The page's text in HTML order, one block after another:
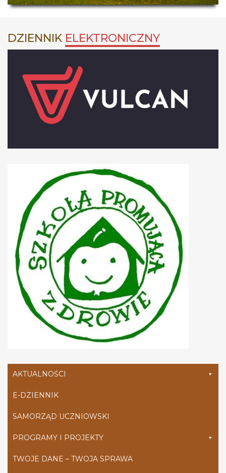
DZIENNIK ELEKTRONICZNY
AKTUALNOŚCI
E-DZIENNIK
SAMORZĄD UCZNIOWSKI
PROGRAMY I PROJEKTY
TWOJE DANE – TWOJA SPRAWA